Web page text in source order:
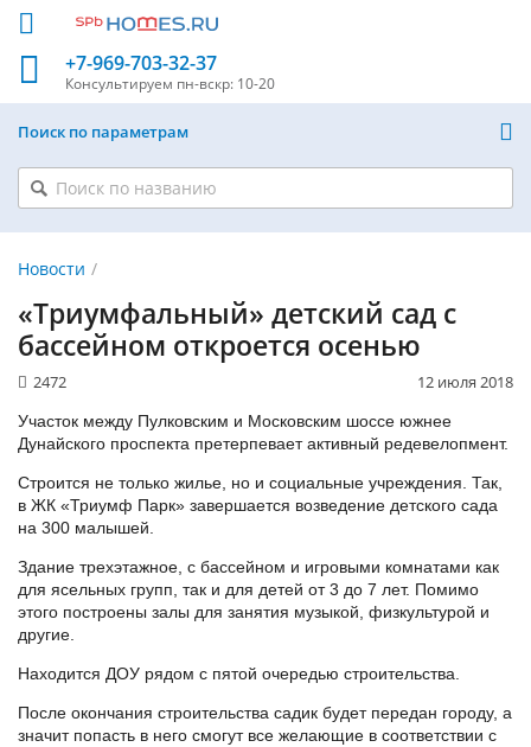
+7-969-703-32-37
Консультируем пн-вскр: 10-20
Поиск по параметрам
Новости
«Триумфальный» детский сад с
бассейном откроется осенью
12 июля 2018
2472
Участок между Пулковским и Московским шоссе южнее
Дунайского проспекта претерпевает активный редевелопмент.
Строится не только жилье, но и социальные учреждения. Так,
в ЖК «Триумф Парк» завершается возведение детского сада
на 300 малышей.
Здание трехэтажное, с бассейном и игровыми комнатами как
для ясельных групп, так и для детей от 3 до 7 лет. Помимо
этого построены залы для занятия музыкой, физкультурой и
другие.
Находится ДОУ рядом с пятой очередью строительства.
После окончания строительства садик будет передан городу, а
значит попасть в него смогут все желающие в соответствии с